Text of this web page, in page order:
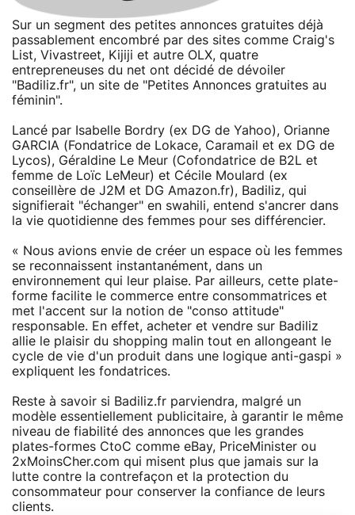
Sur un segment des petites annonces gratuites déjà
passablement encombré par des sites comme Craig's
List, Vivastreet, Kijiji et autre OLX, quatre
entrepreneuses du net ont décidé de dévoiler
"Badiliz.fr", un site de "Petites Annonces gratuites au
féminin".
Lancé par Isabelle Bordry (ex DG de Yahoo), Orianne
GARCIA (Fondatrice de Lokace, Caramail et ex DG de
Lycos), Géraldine Le Meur (Cofondatrice de B2L et
femme de Loïc LeMeur) et Cécile Moulard (ex
conseillère de J2M et DG Amazon.fr), Badiliz, qui
signifierait "échanger" en swahili, entend s'ancrer dans
la vie quotidienne des femmes pour ses différencier.
« Nous avions envie de créer un espace où les femmes
se reconnaissent instantanément, dans un
environnement qui leur plaise. Par ailleurs, cette plate-
forme facilite le commerce entre consommatrices et
met l'accent sur la notion de "conso attitude"
responsable. En effet, acheter et vendre sur Badiliz
allie le plaisir du shopping malin tout en allongeant le
cycle de vie d'un produit dans une logique anti-gaspi »
expliquent les fondatrices.
Reste à savoir si Badiliz.fr parviendra, malgré un
modèle essentiellement publicitaire, à garantir le même
niveau de fiabilité des annonces que les grandes
plates-formes CtoC comme eBay, PriceMinister ou
2xMoinsCher.com qui misent plus que jamais sur la
lutte contre la contrefaçon et la protection du
consommateur pour conserver la confiance de leurs
clients.